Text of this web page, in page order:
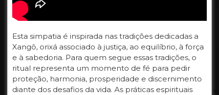
Esta simpatia é inspirada nas tradições dedicadas a
Xangô, orixá associado à justiça, ao equilíbrio, à força
e à sabedoria. Para quem segue essas tradições, o
ritual representa um momento de fé para pedir
proteção, harmonia, prosperidade e discernimento
diante dos desafios da vida. As práticas espirituais